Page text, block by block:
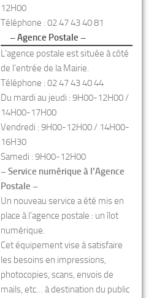
12H00
Téléphone : 02 47 43 40 81
– Agence Postale –
L’agence postale est située à côté
de l’entrée de la Mairie.
Téléphone : 02 47 43 40 44
Du mardi au jeudi : 9H00-12H00 /
14H00-17H00
Vendredi : 9H00-12H00 / 14H00-
16H30
Samedi : 9H00-12H00
– Service numérique à l’Agence
Postale –
Un nouveau service a été mis en
place à l’agence postale : un îlot
numérique.
Cet équipement vise à satisfaire
les besoins en impressions,
photocopies, scans, envois de
mails, etc… à destination du public